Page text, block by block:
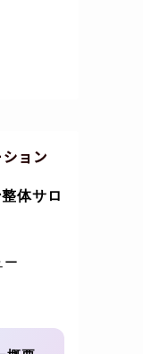
ョン
体サロ